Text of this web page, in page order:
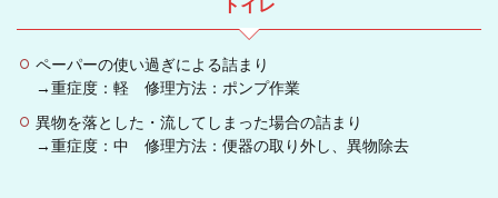
ペーパーの使い過ぎによる詰まり
→重症度：軽 修理方法：ポンプ作業
異物を落とした・流してしまった場合の詰まり
→重症度：中 修理方法：便器の取り外し、異物除去